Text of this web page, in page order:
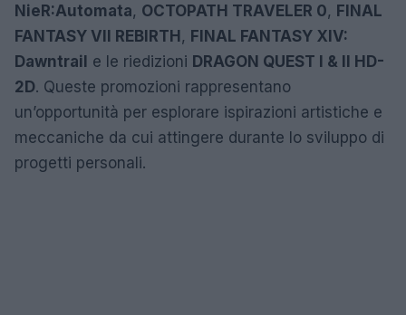
NieR:Automata, OCTOPATH TRAVELER 0, FINAL
FANTASY VII REBIRTH, FINAL FANTASY XIV:
Dawntrail e le riedizioni DRAGON QUEST I & II HD-
2D. Queste promozioni rappresentano
un’opportunità per esplorare ispirazioni artistiche e
meccaniche da cui attingere durante lo sviluppo di
progetti personali.